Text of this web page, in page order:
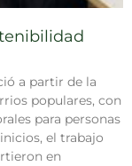
a partir de la
populares, con
para personas
el trabajo
en